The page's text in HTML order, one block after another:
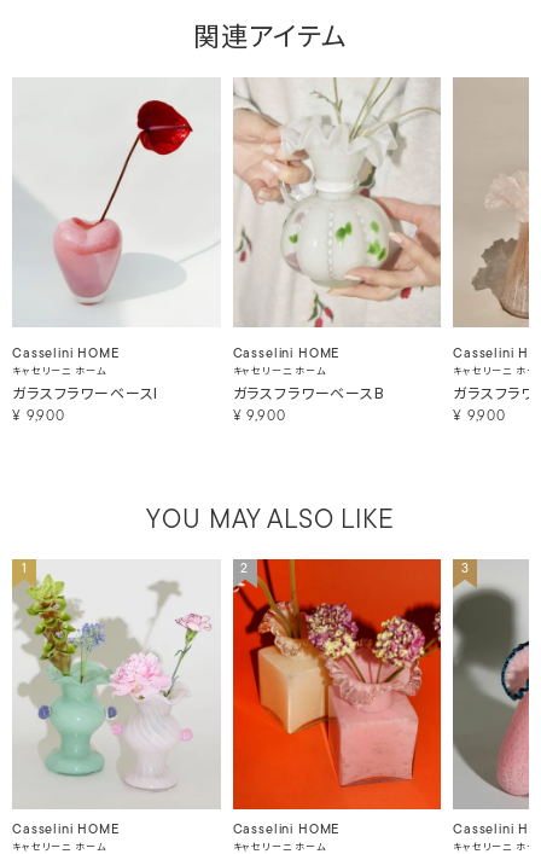
関連アイテム
Casselini HOME
キャセリーニ ホーム
ガラスフラワーベースI
¥ 9,900
Casselini HOME
キャセリーニ ホーム
ガラスフラワーベースB
¥ 9,900
Casselini
キャセリーニ ホー
ガラスフラ
¥ 9,900
YOU MAY ALSO LIKE
1
Casselini HOME
キャセリーニ ホーム
2
Casselini HOME
キャセリーニ ホーム
3
Casselini
キャセリーニ ホー